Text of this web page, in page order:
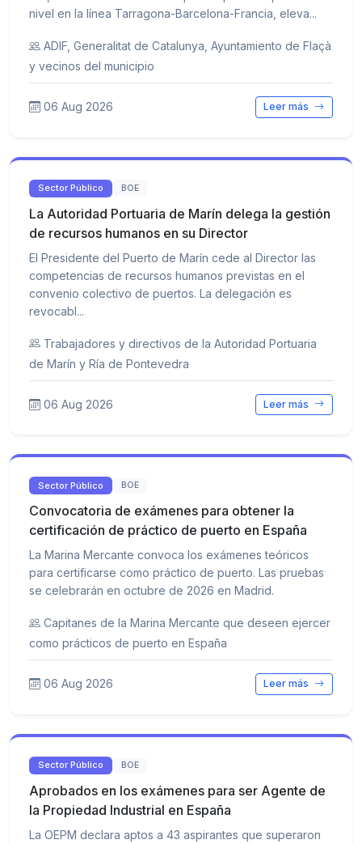
nivel en la línea Tarragona-Barcelona-Francia, eleva...
ADIF, Generalitat de Catalunya, Ayuntamiento de Flaçà
y vecinos del municipio
06 Aug 2026 Leer más
Sector Público BOE
La Autoridad Portuaria de Marín delega la gestión
de recursos humanos en su Director
El Presidente del Puerto de Marín cede al Director las
competencias de recursos humanos previstas en el
convenio colectivo de puertos. La delegación es
revocabl...
Trabajadores y directivos de la Autoridad Portuaria
de Marín y Ría de Pontevedra
06 Aug 2026 Leer más
Sector Público BOE
Convocatoria de exámenes para obtener la
certificación de práctico de puerto en España
La Marina Mercante convoca los exámenes teóricos
para certificarse como práctico de puerto. Las pruebas
se celebrarán en octubre de 2026 en Madrid.
Capitanes de la Marina Mercante que deseen ejercer
como prácticos de puerto en España
06 Aug 2026 Leer más
Sector Público BOE
Aprobados en los exámenes para ser Agente de
la Propiedad Industrial en España
La OEPM declara aptos a 43 aspirantes que superaron